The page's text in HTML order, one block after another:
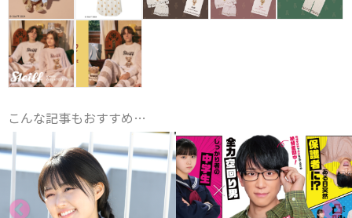
こんな記事もおすすめ…